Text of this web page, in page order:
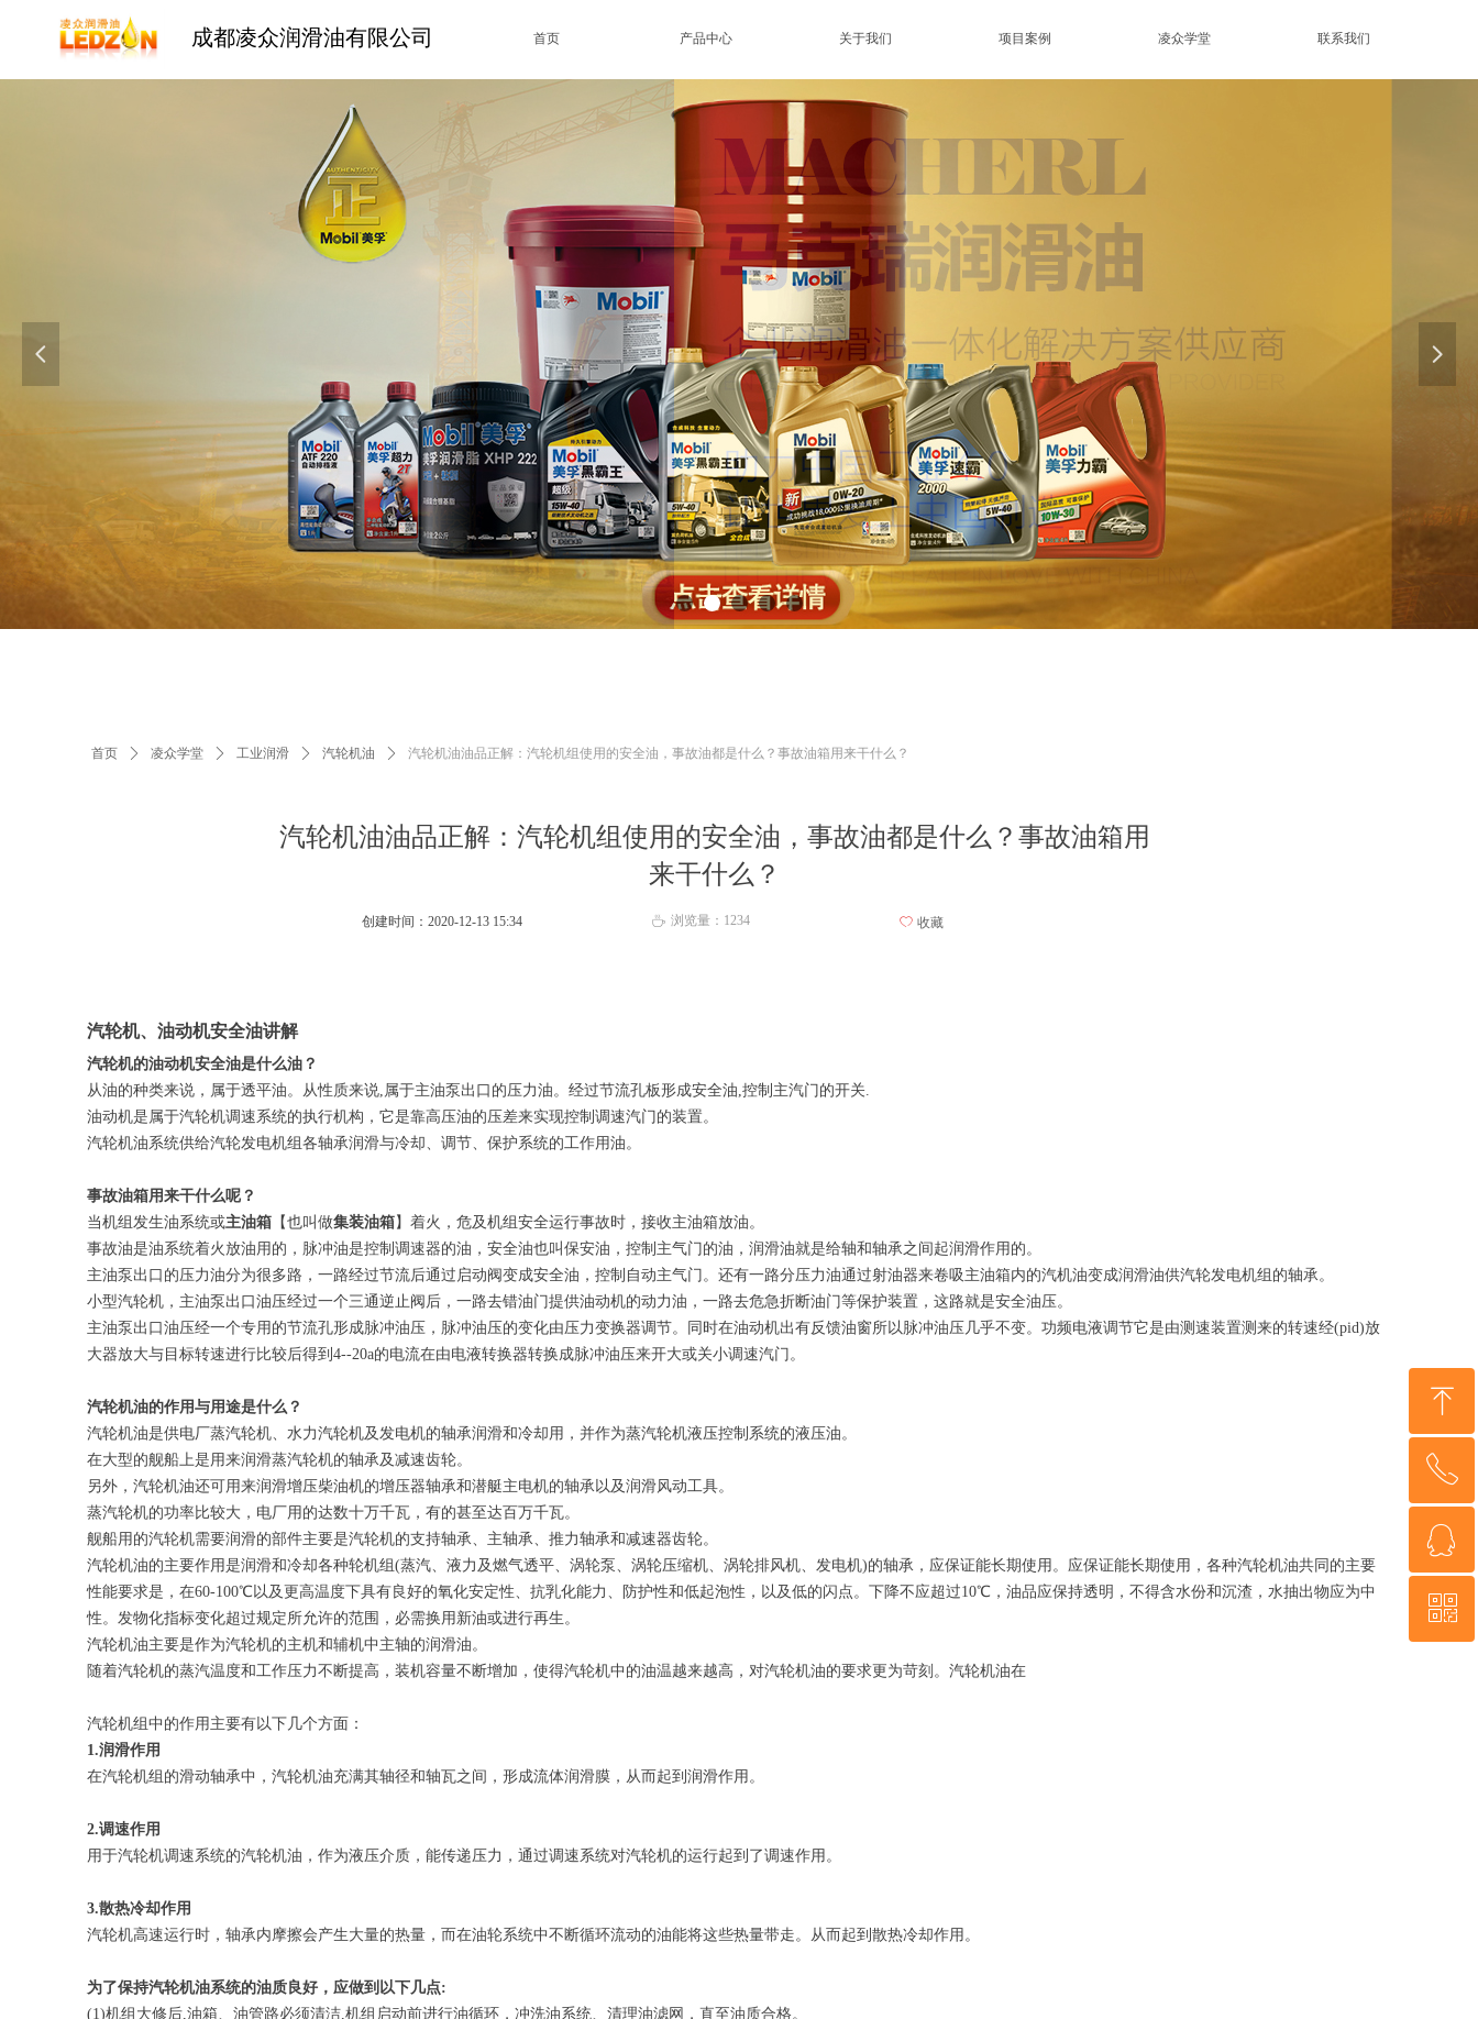
成都凌众润滑油有限公司 首页 产品中心 关于我们 项目案例 凌众学堂 联系我们
넳 넲
汽轮机油油品正解：汽轮机组使用的安全油，事故油都是什么？事故油箱用
来干什么？
首页 ꄲ 凌众学堂 ꄲ 工业润滑 ꄲ 汽轮机油 ꄲ 汽轮机油油品正解：汽轮机组使用的安全油，事故油都是什么？事故油箱用来干什么？
汽轮机、油动机安全油讲解
汽轮机的油动机安全油是什么油？
从油的种类来说，属于透平油。从性质来说,属于主油泵出口的压力油。经过节流孔板形成安全油,控制主汽门的开关.
油动机是属于汽轮机调速系统的执行机构，它是靠高压油的压差来实现控制调速汽门的装置。
汽轮机油系统供给汽轮发电机组各轴承润滑与冷却、调节、保护系统的工作用油。
事故油箱用来干什么呢？
当机组发生油系统或主油箱 【也叫做集装油箱】着火，危及机组安全运行事故时，接收主油箱放油。
事故油是油系统着火放油用的，脉冲油是控制调速器的油，安全油也叫保安油，控制主气门的油，润滑油就是给轴和轴承之间起润滑作用的。
主油泵出口的压力油分为很多路，一路经过节流后通过启动阀变成安全油，控制自动主气门。还有一路分压力油通过射油器来卷吸主油箱内的汽机油变成润滑油供汽轮发电机组的轴承。
小型汽轮机，主油泵出口油压经过一个三通逆止阀后，一路去错油门提供油动机的动力油，一路去危急折断油门等保护装置，这路就是安全油压。
主油泵出口油压经一个专用的节流孔形成脉冲油压，脉冲油压的变化由压力变换器调节。同时在油动机出有反馈油窗所以脉冲油压几乎不变。功频电液调节它是由测速装置测来的转速经(pid)放
大器放大与目标转速进行比较后得到4--20a的电流在由电液转换器转换成脉冲油压来开大或关小调速汽门。
汽轮机油的作用与用途是什么？
汽轮机油是供电厂蒸汽轮机、水力汽轮机及发电机的轴承润滑和冷却用，并作为蒸汽轮机液压控制系统的液压油。
在大型的舰船上是用来润滑蒸汽轮机的轴承及减速齿轮。
另外，汽轮机油还可用来润滑增压柴油机的增压器轴承和潜艇主电机的轴承以及润滑风动工具。
蒸汽轮机的功率比较大，电厂用的达数十万千瓦，有的甚至达百万千瓦。
舰船用的汽轮机需要润滑的部件主要是汽轮机的支持轴承、主轴承、推力轴承和减速器齿轮。
汽轮机油的主要作用是润滑和冷却各种轮机组(蒸汽、液力及燃气透平、涡轮泵、涡轮压缩机、涡轮排风机、发电机)的轴承，应保证能长期使用。应保证能长期使用，各种汽轮机油共同的主要
性能要求是，在60-100℃以及更高温度下具有良好的氧化安定性、抗乳化能力、防护性和低起泡性，以及低的闪点。下降不应超过10℃，油品应保持透明，不得含水份和沉渣，水抽出物应为中
性。发物化指标变化超过规定所允许的范围，必需换用新油或进行再生。
汽轮机油主要是作为汽轮机的主机和辅机中主轴的润滑油。
随着汽轮机的蒸汽温度和工作压力不断提高，装机容量不断增加，使得汽轮机中的油温越来越高，对汽轮机油的要求更为苛刻。汽轮机油在
汽轮机组中的作用主要有以下几个方面：
1.润滑作用
在汽轮机组的滑动轴承中，汽轮机油充满其轴径和轴瓦之间，形成流体润滑膜，从而起到润滑作用。
2.调速作用
用于汽轮机调速系统的汽轮机油，作为液压介质，能传递压力，通过调速系统对汽轮机的运行起到了调速作用。
3.散热冷却作用
汽轮机高速运行时，轴承内摩擦会产生大量的热量，而在油轮系统中不断循环流动的油能将这些热量带走。从而起到散热冷却作用。
为了保持汽轮机油系统的油质良好，应做到以下几点:
(1)机组大修后,油箱、油管路必须清洁,机组启动前进行油循环，冲洗油系统、清理油滤网，直至油质合格。
创建时间： 2020-12-13 15:34 ꄘ 浏览量： 1234 ꄀ 收藏
ꁸ
回到顶部
ꂅ
ꁗ
QQ客服
ꀥ